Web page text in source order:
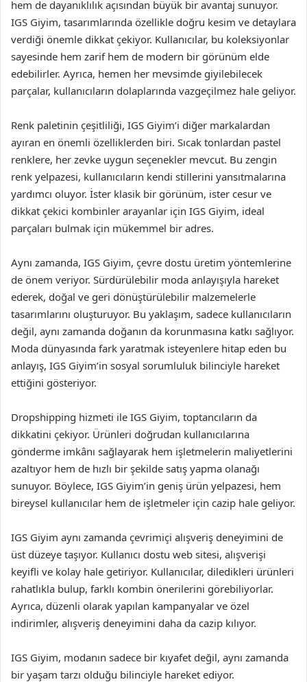
hem de dayanıklılık açısından büyük bir avantaj sunuyor.
IGS Giyim, tasarımlarında özellikle doğru kesim ve detaylara
verdiği önemle dikkat çekiyor. Kullanıcılar, bu koleksiyonlar
sayesinde hem zarif hem de modern bir görünüm elde
edebilirler. Ayrıca, hemen her mevsimde giyilebilecek
parçalar, kullanıcıların dolaplarında vazgeçilmez hale geliyor.
Renk paletinin çeşitliliği, IGS Giyim’i diğer markalardan
ayıran en önemli özelliklerden biri. Sıcak tonlardan pastel
renklere, her zevke uygun seçenekler mevcut. Bu zengin
renk yelpazesi, kullanıcıların kendi stillerini yansıtmalarına
yardımcı oluyor. İster klasik bir görünüm, ister cesur ve
dikkat çekici kombinler arayanlar için IGS Giyim, ideal
parçaları bulmak için mükemmel bir adres.
Aynı zamanda, IGS Giyim, çevre dostu üretim yöntemlerine
de önem veriyor. Sürdürülebilir moda anlayışıyla hareket
ederek, doğal ve geri dönüştürülebilir malzemelerle
tasarımlarını oluşturuyor. Bu yaklaşım, sadece kullanıcıların
değil, aynı zamanda doğanın da korunmasına katkı sağlıyor.
Moda dünyasında fark yaratmak isteyenlere hitap eden bu
anlayış, IGS Giyim’in sosyal sorumluluk bilinciyle hareket
ettiğini gösteriyor.
Dropshipping hizmeti ile IGS Giyim, toptancıların da
dikkatini çekiyor. Ürünleri doğrudan kullanıcılarına
gönderme imkânı sağlayarak hem işletmelerin maliyetlerini
azaltıyor hem de hızlı bir şekilde satış yapma olanağı
sunuyor. Böylece, IGS Giyim’in geniş ürün yelpazesi, hem
bireysel kullanıcılar hem de işletmeler için cazip hale geliyor.
IGS Giyim aynı zamanda çevrimiçi alışveriş deneyimini de
üst düzeye taşıyor. Kullanıcı dostu web sitesi, alışverişi
keyifli ve kolay hale getiriyor. Kullanıcılar, diledikleri ürünleri
rahatlıkla bulup, farklı kombin önerilerini görebiliyorlar.
Ayrıca, düzenli olarak yapılan kampanyalar ve özel
indirimler, alışveriş deneyimini daha da cazip kılıyor.
IGS Giyim, modanın sadece bir kıyafet değil, aynı zamanda
bir yaşam tarzı olduğu bilinciyle hareket ediyor.